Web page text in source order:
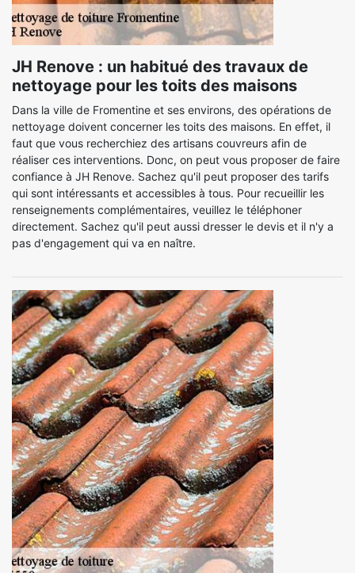
JH Renove : un habitué des travaux de
nettoyage pour les toits des maisons
Dans la ville de Fromentine et ses environs, des opérations de
nettoyage doivent concerner les toits des maisons. En effet, il
faut que vous recherchiez des artisans couvreurs afin de
réaliser ces interventions. Donc, on peut vous proposer de faire
confiance à JH Renove. Sachez qu'il peut proposer des tarifs
qui sont intéressants et accessibles à tous. Pour recueillir les
renseignements complémentaires, veuillez le téléphoner
directement. Sachez qu'il peut aussi dresser le devis et il n'y a
pas d'engagement qui va en naître.